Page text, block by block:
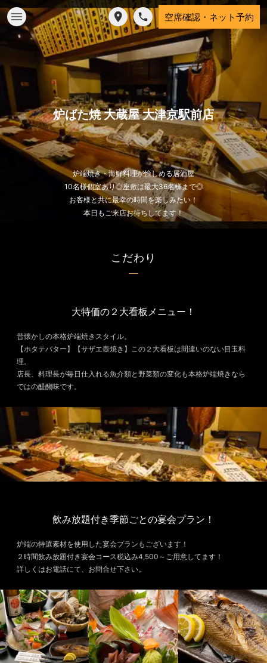
空席確認・ネット予約
炉ばた焼 大蔵屋 大津京駅前店
炉端焼き・海鮮料理が愉しめる居酒屋
10名様個室あり◎座敷は最大36名様まで◎
お客様と共に最幸の時間を楽しみたい！
本日もご来店お待ちしてます！
こだわり
大特価の２大看板メニュー！
昔懐かしの本格炉端焼きスタイル。
【ホタテバター】【サザエ壺焼き】この２大看板は間違いのない目玉料
理。
店長、料理長が毎日仕入れる魚介類と野菜類の変化も本格炉端焼きなら
ではの醍醐味です。
飲み放題付き季節ごとの宴会プラン！
炉端の特選素材を使用した宴会プランもございます！
２時間飲み放題付き宴会コース税込み4,500～ご用意してます！
詳しくはお電話にて、お問合せ下さい。